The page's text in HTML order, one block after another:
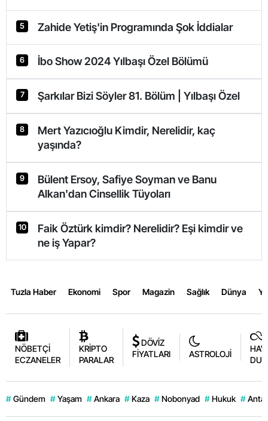
5 Zahide Yetiş'in Programında Şok İddialar
6 İbo Show 2024 Yılbaşı Özel Bölümü
7 Şarkılar Bizi Söyler 81. Bölüm | Yılbaşı Özel
8
Mert Yazıcıoğlu Kimdir, Nerelidir, kaç
yaşında?
9
Bülent Ersoy, Safiye Soyman ve Banu
Alkan'dan Cinsellik Tüyoları
10
Faik Öztürk kimdir? Nerelidir? Eşi kimdir ve
ne iş Yapar?
Tuzla Haber Ekonomi Spor Magazin Sağlık Dünya
NÖBETÇİ
ECZANELER
KRİPTO
PARALAR
DÖVİZ
FİYATLARI
ASTROLOJİ
# Gündem # Yaşam # Ankara # Kaza # Nobonyad # Hukuk #